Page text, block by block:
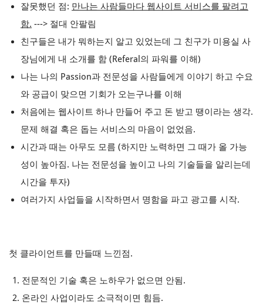
잘못했던 점: 만나는 사람들마다 웹사이트 서비스를 팔려고
함. ---> 절대 안팔림
친구들은 내가 뭐하는지 알고 있었는데 그 친구가 미용실 사
장님에게 내 소개를 함 (Referal의 파워를 이해)
나는 나의 Passion과 전문성을 사람들에게 이야기 하고 수요
와 공급이 맞으면 기회가 오는구나를 이해
처음에는 웹사이트 하나 만들어 주고 돈 받고 땡이라는 생각.
문제 해결 혹은 돕는 서비스의 마음이 없었음.
시간과 때는 아무도 모름 (하지만 노력하면 그 때가 올 가능
성이 높아짐. 나는 전문성을 높이고 나의 기술들을 알리는데
시간을 투자)
여러가지 사업들을 시작하면서 명함을 파고 광고를 시작.
첫 클라이언트를 만들때 느낀점.
전문적인 기술 혹은 노하우가 없으면 안됨.
온라인 사업이라도 소극적이면 힘듬.